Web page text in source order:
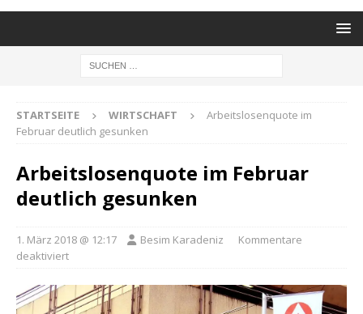
STARTSEITE WIRTSCHAFT
Arbeitslosenquote im
Februar deutlich gesunken
Arbeitslosenquote im Februar
deutlich gesunken
1. März 2018 @ 12:17 Besim Karadeniz
Kommentare
deaktiviert